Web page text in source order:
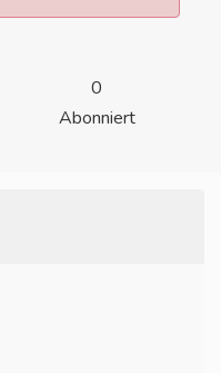
0
Abonniert